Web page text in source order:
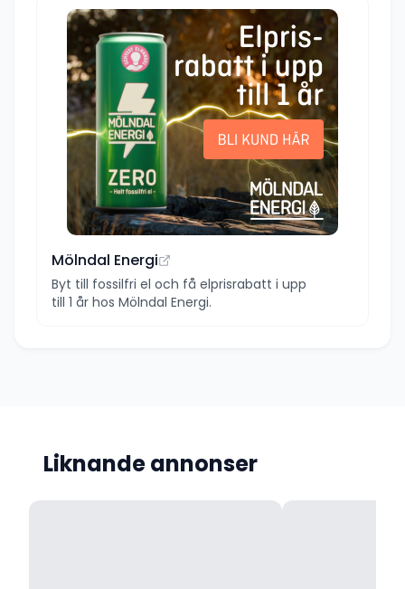
Mölndal Energi
Byt till fossilfri el och få elprisrabatt i upp
till 1 år hos Mölndal Energi.
Liknande annonser